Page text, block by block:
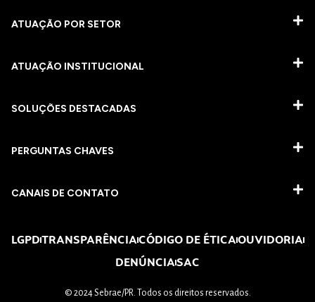
ATUAÇÃO POR SETOR
ATUAÇÃO INSTITUCIONAL
SOLUÇÕES DESTACADAS
PERGUNTAS CHAVES​
CANAIS DE CONTATO
LGPDTRANSPARÊNCIACÓDIGO DE ÉTICAOUVIDORIA
DENÚNCIASAC
© 2024 Sebrae/PR. Todos os direitos reservados.